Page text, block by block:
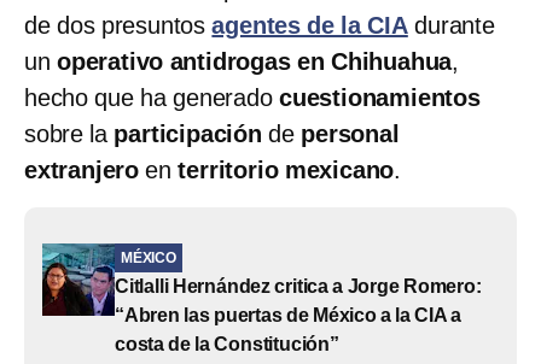
de dos presuntosagentes de la CIAdurante
un operativo antidrogas en Chihuahua,
hecho que ha generadocuestionamientos
sobre la participación de personal
extranjero enterritorio mexicano.
MÉXICO
Citlalli Hernández critica a Jorge Romero:
“Abren las puertas de México a la CIA a
costa de la Constitución”